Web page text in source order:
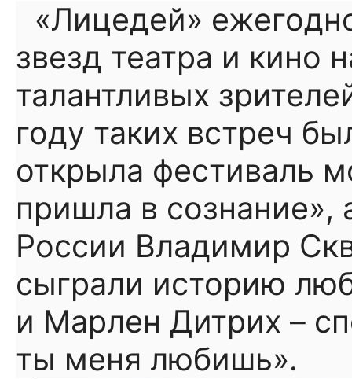
«Лицедей»
звезд театра и кино
талантливых
году таких встреч
открыла фестиваль
пришла в сознание»,
России Владимир
сыграли историю
и Марлен Дитрих –
ты меня любишь».